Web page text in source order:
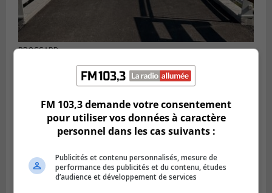
BROSSARD
La piste cyclable de Brossard au pont S.-De
Champlain est ouverte
FM 103,3 demande votre consentement
pour utiliser vos données à caractère
personnel dans les cas suivants :
Publicités et contenu personnalisés, mesure de
performance des publicités et du contenu, études
d’audience et développement de services